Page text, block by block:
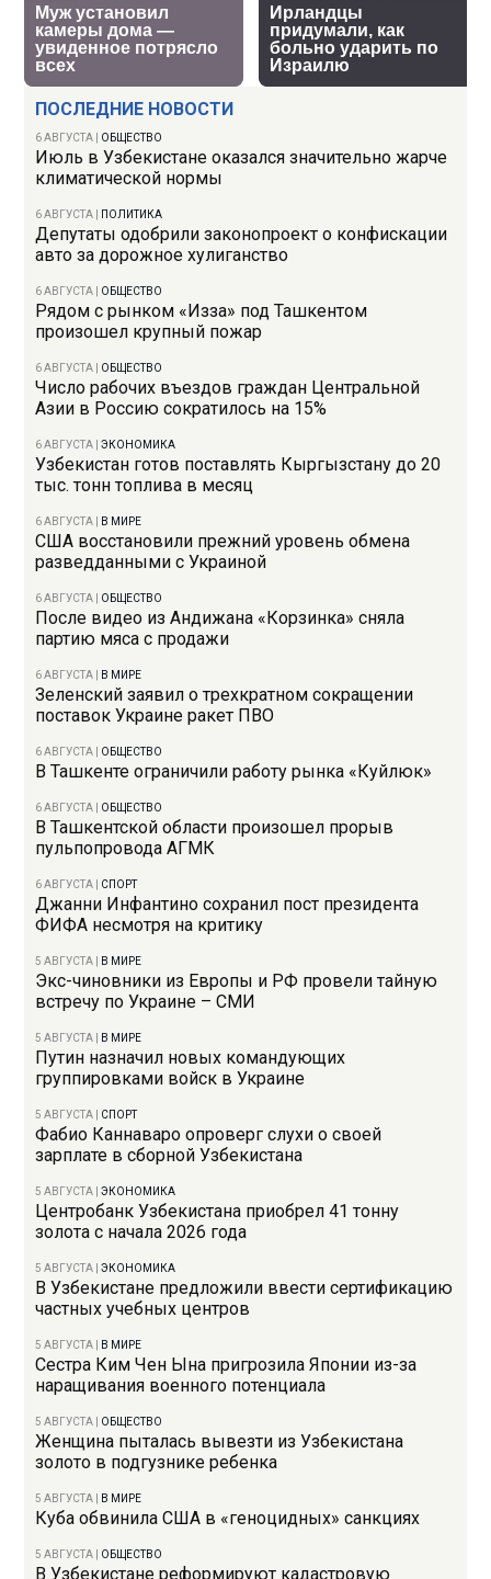
ПОСЛЕДНИЕ НОВОСТИ
6 АВГУСТА ОБЩЕСТВО
Июль в Узбекистане оказался значительно жарче
климатической нормы
6 АВГУСТА ПОЛИТИКА
Депутаты одобрили законопроект о конфискации
авто за дорожное хулиганство
6 АВГУСТА ОБЩЕСТВО
Рядом с рынком «Изза» под Ташкентом
произошел крупный пожар
6 АВГУСТА ОБЩЕСТВО
Число рабочих въездов граждан Центральной
Азии в Россию сократилось на 15%
6 АВГУСТА |ЭКОНОМИКА
Узбекистан готов поставлять Кыргызстану до 20
тыс. тонн топлива в месяц
6 АВГУСТА В МИРЕ
США восстановили прежний уровень обмена
разведданными с Украиной
6 АВГУСТА ОБЩЕСТВО
После видео из Андижана «Корзинка» сняла
партию мяса с продажи
6 АВГУСТА В МИРЕ
Зеленский заявил о трехкратном сокращении
поставок Украине ракет ПВО
6 АВГУСТА ОБЩЕСТВО
В Ташкенте ограничили работу рынка «Куйлюк»
6 АВГУСТА ОБЩЕСТВО
В Ташкентской области произошел прорыв
пульпопровода АГМК
6 АВГУСТА СПОРТ
Джанни Инфантино сохранил пост президента
ФИФА несмотря на критику
5 АВГУСТА В МИРЕ
Экс-чиновники из Европы и РФ провели тайную
встречу по Украине – СМИ
5 АВГУСТА В МИРЕ
Путин назначил новых командующих
группировками войск в Украине
5 АВГУСТА СПОРТ
Фабио Каннаваро опроверг слухи о своей
зарплате в сборной Узбекистана
5 АВГУСТА |ЭКОНОМИКА
Центробанк Узбекистана приобрел 41 тонну
золота с начала 2026 года
5 АВГУСТА |ЭКОНОМИКА
В Узбекистане предложили ввести сертификацию
частных учебных центров
5 АВГУСТА В МИРЕ
Сестра Ким Чен Ына пригрозила Японии из-за
наращивания военного потенциала
5 АВГУСТА ОБЩЕСТВО
Женщина пыталась вывезти из Узбекистана
золото в подгузнике ребенка
5 АВГУСТА В МИРЕ
Куба обвинила США в «геноцидных» санкциях
5 АВГУСТА ОБЩЕСТВО
В Узбекистане реформируют кадастровую